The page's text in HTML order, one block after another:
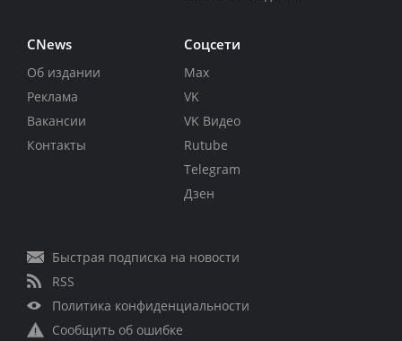
CNews
Об издании
Реклама
Вакансии
Контакты
Соцсети
Max
VK
VK Видео
Rutube
Telegram
Дзен
Быстрая подписка на новости
RSS
Политика конфиденциальности
Сообщить об ошибке